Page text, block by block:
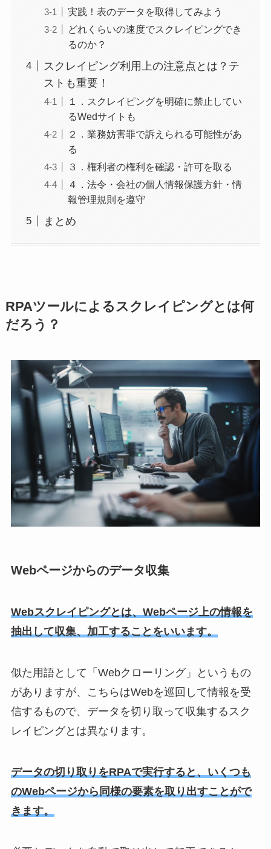
実践！表のデータを取得してみよう
どれくらいの速度でスクレイピングでき
るのか？
スクレイピング利用上の注意点とは？テ
ストも重要！
１．スクレイピングを明確に禁止してい
るWedサイトも
２．業務妨害罪で訴えられる可能性があ
る
３．権利者の権利を確認・許可を取る
４．法令・会社の個人情報保護方針・情
報管理規則を遵守
まとめ
RPAツールによるスクレイピングとは何
だろう？
Webページからのデータ収集
Webスクレイピングとは、Webページ上の情報を
抽出して収集、加工することをいいます。
似た用語として「Webクローリング」というもの
がありますが、こちらはWebを巡回して情報を受
信するもので、データを切り取って収集するスク
レイピングとは異なります。
データの切り取りをRPAで実行すると、いくつも
のWebページから同様の要素を取り出すことがで
きます。